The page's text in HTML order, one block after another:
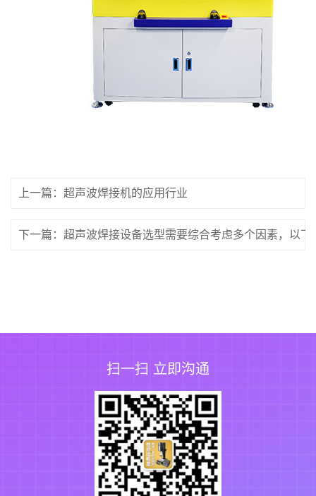
上一篇：超声波焊接机的应用行业
下一篇：超声波焊接设备选型需要综合考虑多个因素，以下
扫一扫 立即沟通